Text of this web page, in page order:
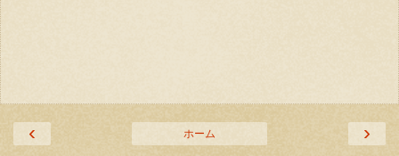
‹ ›
ホーム